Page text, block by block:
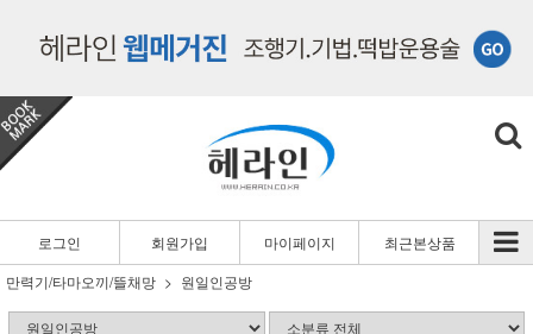
로그인 회원가입 마이페이지
최근본상품
만력기/타마오끼/뜰채망
원일인공방